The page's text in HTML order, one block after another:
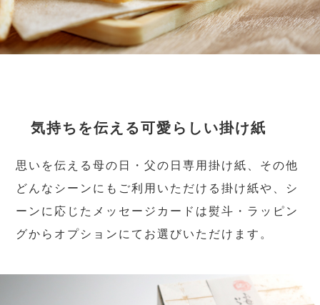
気持ちを伝える可愛らしい掛け紙
思いを伝える母の日・父の日専用掛け紙、その他
どんなシーンにもご利用いただける掛け紙や、シ
ーンに応じたメッセージカードは熨斗・ラッピン
グからオプションにてお選びいただけます。